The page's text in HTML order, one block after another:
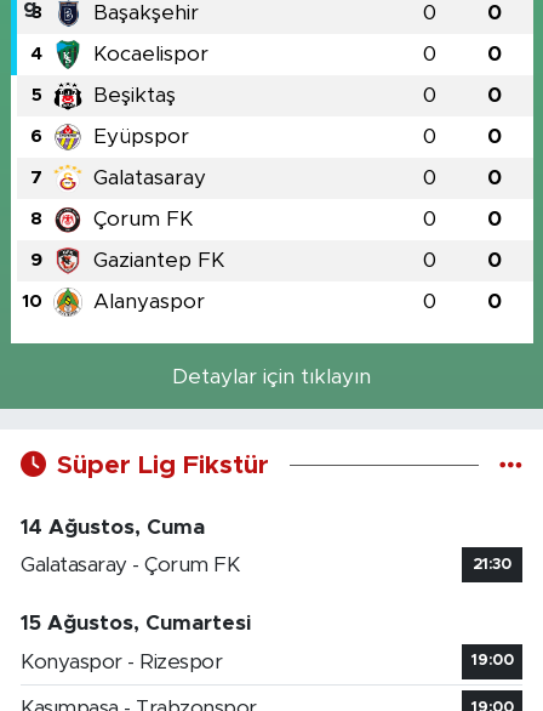
3 Başakşehir 0 0
4 Kocaelispor 0 0
5 Beşiktaş 0 0
6 Eyüpspor 0 0
7 Galatasaray 0 0
8 Çorum FK 0 0
9 Gaziantep FK 0 0
10 Alanyaspor 0 0
Detaylar için tıklayın
Süper Lig Fikstür
14 Ağustos, Cuma
Galatasaray - Çorum FK
21:30
15 Ağustos, Cumartesi
Konyaspor - Rizespor
19:00
19:00